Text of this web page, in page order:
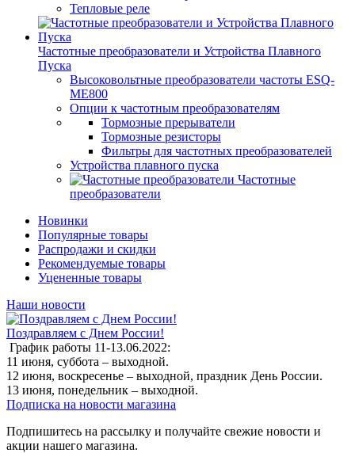
Тепловые реле
Частотные преобразователи и Устройства Плавного
Пуска
Высоковольтные преобразователи частоты ESQ-
ME800
Опции к частотным преобразователям
Тормозные прерыватели
Тормозные резисторы
Фильтры для частотных преобразователей
Устройства плавного пуска
Частотные
преобразователи
Новинки
Популярные товары
Распродажи и скидки
Рекомендуемые товары
Уцененные товары
Наши новости
Поздравляем с Днем России!
График работы 11-13.06.2022:
11 июня, суббота – выходной.
12 июня, воскресенье – выходной, праздник День России.
13 июня, понедельник – выходной.
Подписка на новости магазина
Подпишитесь на рассылку и получайте свежие новости и
акции нашего магазина.